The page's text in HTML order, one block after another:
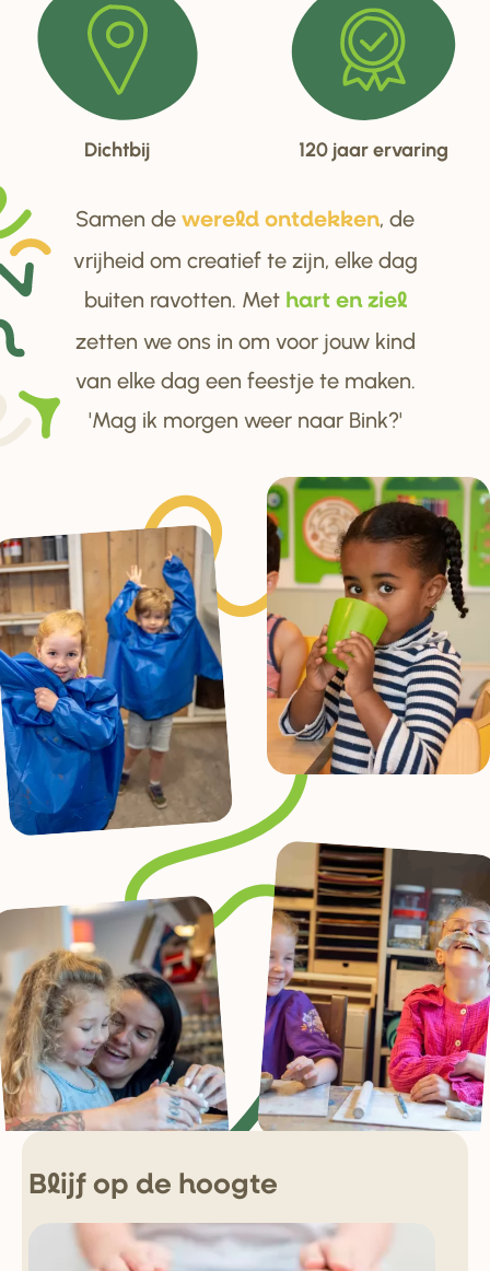
Dichtbij 120 jaar ervaring
Samen de wereld ontdekken, de
vrijheid om creatief te zijn, elke dag
buiten ravotten. Met hart en ziel
zetten we ons in om voor jouw kind
van elke dag een feestje te maken.
'Mag ik morgen weer naar Bink?'
Blijf op de hoogte